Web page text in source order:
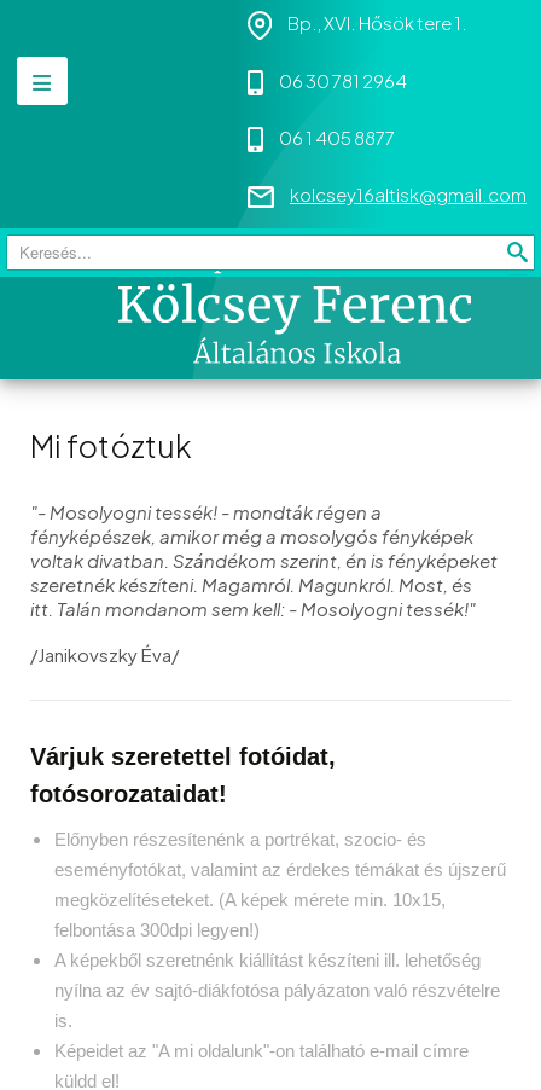
Bp., XVI. Hősök tere 1.
06 30 781 2964
06 1 405 8877
kolcsey16altisk@gmail.com
Keresés
Mi fotóztuk
"- Mosolyogni tessék! - mondták régen a
fényképészek, amikor még a mosolygós fényképek
voltak divatban. Szándékom szerint, én is fényképeket
szeretnék készíteni. Magamról. Magunkról. Most, és
itt. Talán mondanom sem kell: - Mosolyogni tessék!"
/Janikovszky Éva/
Várjuk szeretettel fotóidat,
fotósorozataidat!
Előnyben részesítenénk a portrékat, szocio- és
eseményfotókat, valamint az érdekes témákat és újszerű
megközelítéseteket. (A képek mérete min. 10x15,
felbontása 300dpi legyen!)
A képekből szeretnénk kiállítást készíteni ill. lehetőség
nyílna az év sajtó-diákfotósa pályázaton való részvételre
is.
Képeidet az "A mi oldalunk"-on található e-mail címre
küldd el!